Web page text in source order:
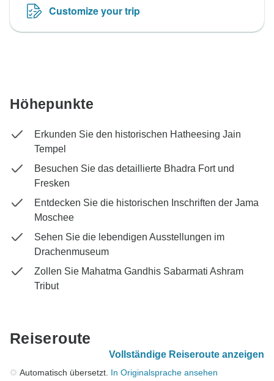
Customize your trip
Höhepunkte
Erkunden Sie den historischen Hatheesing Jain
Tempel
Besuchen Sie das detaillierte Bhadra Fort und
Fresken
Entdecken Sie die historischen Inschriften der Jama
Moschee
Sehen Sie die lebendigen Ausstellungen im
Drachenmuseum
Zollen Sie Mahatma Gandhis Sabarmati Ashram
Tribut
Reiseroute
Vollständige Reiseroute anzeigen
Automatisch übersetzt. In Originalsprache ansehen